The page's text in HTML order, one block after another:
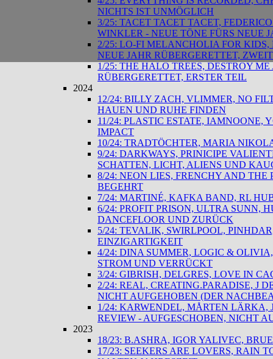
NICHTS IST UNMÖGLICH
3/25: TACET TACET TACET,
WINKLER - NEUE TÖNE FÜRS NEUE
2/25: LO-FI MELANCHOLIA FOR
NEUE JAHR RÜBERGERETTET,
1/25: THE HALO TREES, DESTROY
RÜBERGERETTET, ERSTER TEIL
2024
12/24: BILLY ZACH, VLIMMER, NO
HAUEN UND RUHE FINDEN
11/24: PLASTIC ESTATE, IAMNOONE,
IMPACT
10/24: TRADTÖCHTER, MARIA
9/24: DARKWAYS, PRINICIPE
SCHATTEN, LICHT, ALIENS UND
8/24: NEON LIES, FRENCHY AND
BEGEHRT
7/24: MARTINÉ, KAFKA BAND, RL
6/24: PROFIT PRISON, ULTRA SUNN,
DANCEFLOOR UND ZURÜCK
5/24: TEVALIK, SWIRLPOOL,
EINZIGARTIGKEIT
4/24: DINA SUMMER, LOGIC &
STROM UND VERRÜCKT
3/24: GIBRISH, DELGRES, LOVE IN
2/24: REAL, CREATING.PARADISE, J
NICHT AUFGEHOBEN (DER
1/24: KARWENDEL, MÅRTEN LÄRKA,
REVIEW - AUFGESCHOBEN, NICHT
2023
18/23: B.ASHRA, IGOR YALIVEC,
17/23: SEEKERS ARE LOVERS, RAIN